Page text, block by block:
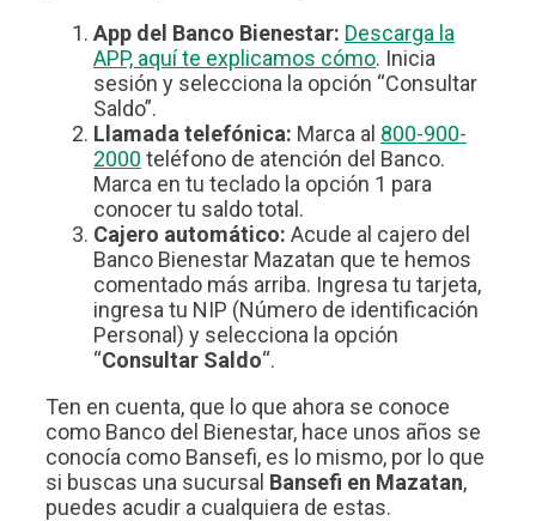
App del Banco Bienestar: Descarga la
APP, aquí te explicamos cómo. Inicia
sesión y selecciona la opción “Consultar
Saldo”.
Llamada telefónica: Marca al 800-900-
2000 teléfono de atención del Banco.
Marca en tu teclado la opción 1 para
conocer tu saldo total.
Cajero automático: Acude al cajero del
Banco Bienestar Mazatan que te hemos
comentado más arriba. Ingresa tu tarjeta,
ingresa tu NIP (Número de identificación
Personal) y selecciona la opción
“Consultar Saldo“.
Ten en cuenta, que lo que ahora se conoce
como Banco del Bienestar, hace unos años se
conocía como Bansefi, es lo mismo, por lo que
si buscas una sucursal Bansefi en Mazatan,
puedes acudir a cualquiera de estas.